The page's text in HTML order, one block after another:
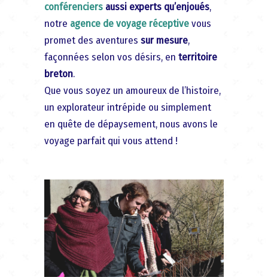
conférenciers aussi experts qu’enjoués,
notre agence de voyage réceptivevous
promet des aventures sur mesure,
façonnées selon vos désirs, en territoire
breton.
Que vous soyez un amoureux de l’histoire,
un explorateur intrépide ou simplement
en quête de dépaysement, nous avons le
voyage parfait qui vous attend !